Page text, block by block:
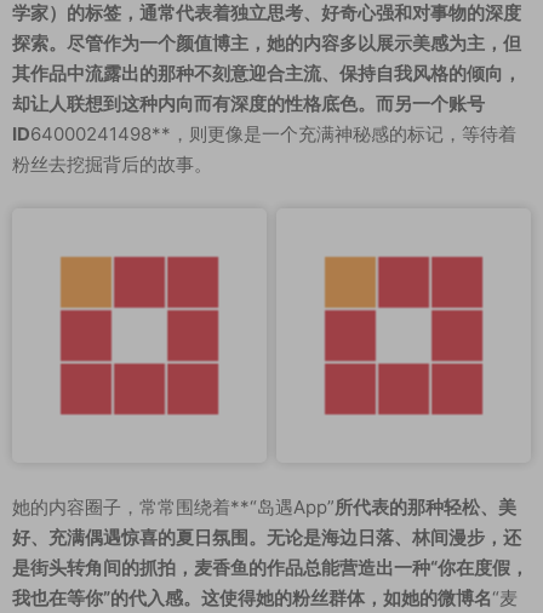
学家）的标签，通常代表着独立思考、好奇心强和对事物的深度
探索。尽管作为一个颜值博主，她的内容多以展示美感为主，但
其作品中流露出的那种不刻意迎合主流、保持自我风格的倾向，
却让人联想到这种内向而有深度的性格底色。而另一个账号
ID64000241498**，则更像是一个充满神秘感的标记，等待着
粉丝去挖掘背后的故事。
她的内容圈子，常常围绕着**“岛遇App”所代表的那种轻松、美
好、充满偶遇惊喜的夏日氛围。无论是海边日落、林间漫步，还
是街头转角间的抓拍，麦香鱼的作品总能营造出一种“你在度假，
我也在等你”的代入感。这使得她的粉丝群体，如她的微博名“麦